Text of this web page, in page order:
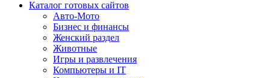
Каталог готовых сайтов
Авто-Мото
Бизнес и финансы
Женский раздел
Животные
Игры и развлечения
Компьютеры и IT